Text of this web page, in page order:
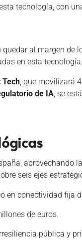
tecnología, con
al margen de
en esta tecnología.
Tech, que movilizará
de IA, se
aprovechando
seis ejes
en conectividad fija
de euros.
pública y